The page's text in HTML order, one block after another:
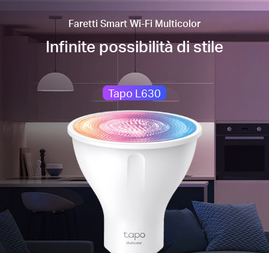
Infinite possibilità di stile
Faretti Smart Wi-Fi Multicolor
Tapo L630